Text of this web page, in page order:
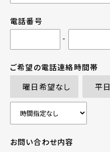
電話番号
-
ご希望の電話連絡時間帯
曜日希望なし
平日
お問い合わせ内容